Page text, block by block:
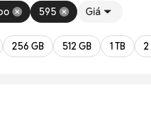
trực tiếp giúp bạn có thời gian
595 Giá
256 GB 512 GB 1 TB 2